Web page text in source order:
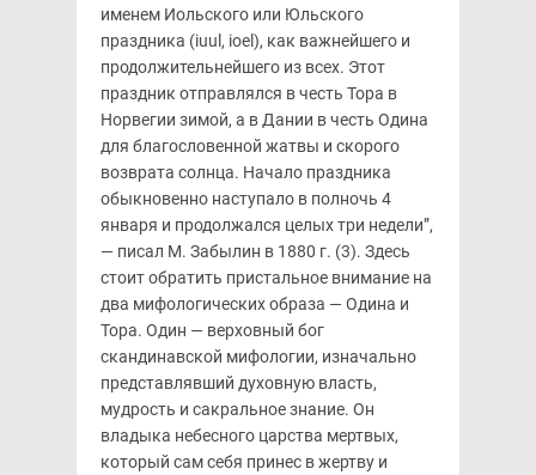
именем Иольского или Юльского
праздника (iuul, ioel), как важнейшего и
продолжительнейшего из всех. Этот
праздник отправлялся в честь Тора в
Норвегии зимой, а в Дании в честь Одина
для благословенной жатвы и скорого
возврата солнца. Начало праздника
обыкновенно наступало в полночь 4
января и продолжался целых три недели”,
— писал М. Забылин в 1880 г. (3). Здесь
стоит обратить пристальное внимание на
два мифологических образа — Одина и
Тора. Один — верховный бог
скандинавской мифологии, изначально
представлявший духовную власть,
мудрость и сакральное знание. Он
владыка небесного царства мертвых,
который сам себя принес в жертву и